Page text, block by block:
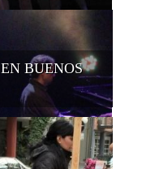
BUENOS